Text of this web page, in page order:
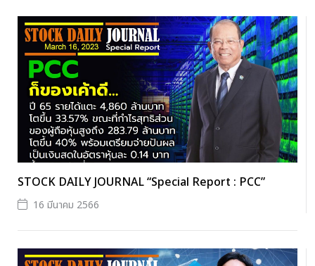
STOCK DAILY JOURNAL “Special Report : PCC”
16 มีนาคม 2566